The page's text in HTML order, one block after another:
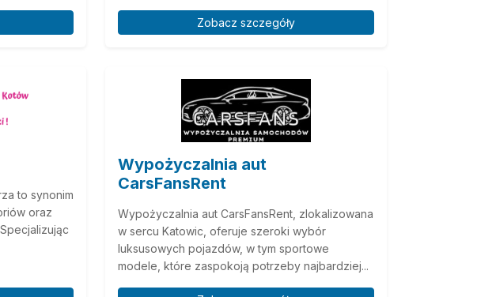
Zobacz szczegóły
to synonim
oraz
Wypożyczalnia aut
CarsFansRent
Wypożyczalnia aut CarsFansRent, zlokalizowana
w sercu Katowic, oferuje szeroki wybór
luksusowych pojazdów, w tym sportowe
modele, które zaspokoją potrzeby najbardziej...